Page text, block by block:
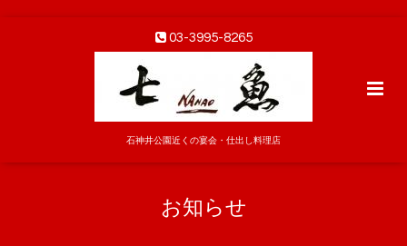
03-3995-8265
石神井公園近くの宴会・仕出し料理店
お知らせ